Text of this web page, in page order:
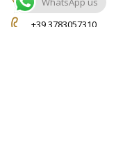
+39 3783057310